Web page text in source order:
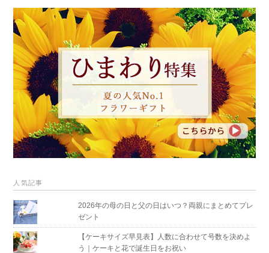
人気記事
2026年の母の日と父の日はいつ？両親にまとめてプレ
ゼント
【ケーキサイズ早見表】人数に合わせて号数を決めよ
う｜ケーキと花で誕生日をお祝い